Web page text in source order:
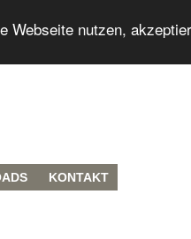
nutzen,
KONTAKT